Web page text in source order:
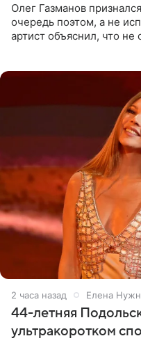
Олег Газманов
очередь поэтом, а не
артист объяснил, что
2 часа назад Елена
44-летняя
ультракоротком